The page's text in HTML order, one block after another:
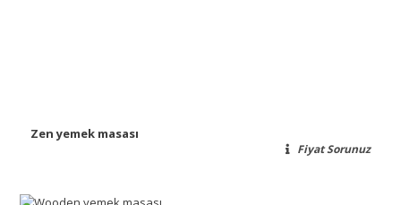
Zen yemek masası
Fiyat Sorunuz